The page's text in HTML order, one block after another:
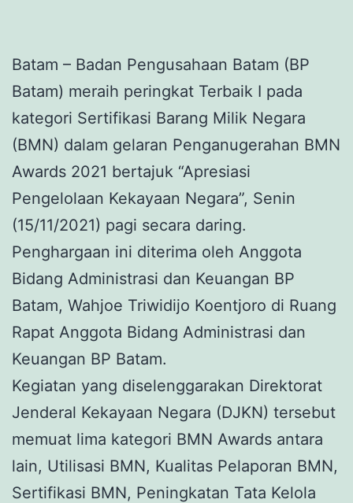
Batam – Badan Pengusahaan Batam (BP
Batam) meraih peringkat Terbaik I pada
kategori Sertifikasi Barang Milik Negara
(BMN) dalam gelaran Penganugerahan BMN
Awards 2021 bertajuk “Apresiasi
Pengelolaan Kekayaan Negara”, Senin
(15/11/2021) pagi secara daring.
Penghargaan ini diterima oleh Anggota
Bidang Administrasi dan Keuangan BP
Batam, Wahjoe Triwidijo Koentjoro di Ruang
Rapat Anggota Bidang Administrasi dan
Keuangan BP Batam.
Kegiatan yang diselenggarakan Direktorat
Jenderal Kekayaan Negara (DJKN) tersebut
memuat lima kategori BMN Awards antara
lain, Utilisasi BMN, Kualitas Pelaporan BMN,
Sertifikasi BMN, Peningkatan Tata Kelola